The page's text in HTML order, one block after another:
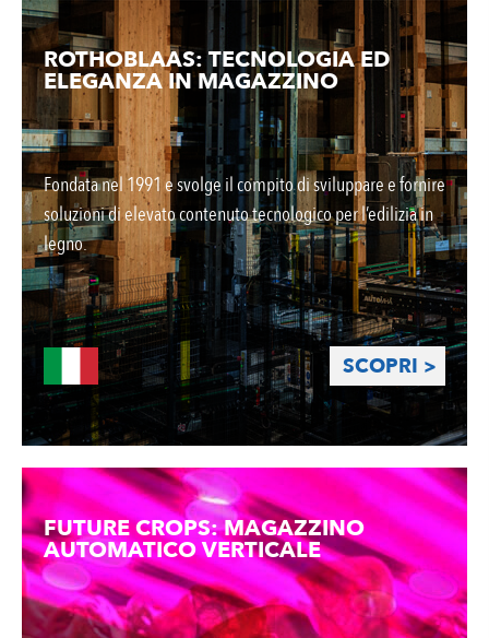
ROTHOBLAAS: TECNOLOGIA ED
ELEGANZA IN MAGAZZINO
Fondata nel 1991 e svolge il compito di sviluppare e fornire
soluzioni di elevato contenuto tecnologico per l’edilizia in
legno.
SCOPRI >
FUTURE CROPS: MAGAZZINO
AUTOMATICO VERTICALE